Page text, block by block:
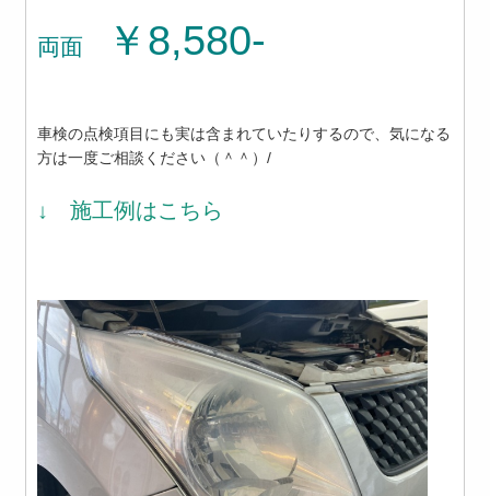
両面 ￥8,580-
車検の点検項目にも実は含まれていたりするので、気になる
方は一度ご相談ください（＾＾）/
↓ 施工例はこちら